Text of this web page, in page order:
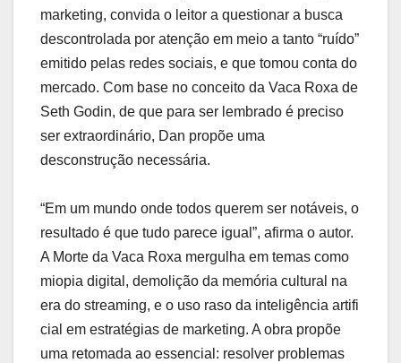
marketing, convida o leitor a questionar a busca
descontrolada por atenção em meio a tanto “ruído”
emitido pelas redes sociais, e que tomou conta do
mercado. Com base no conceito da Vaca Roxa de
Seth Godin, de que para ser lembrado é preciso
ser extraordinário, Dan propõe uma
desconstrução necessária.
“Em um mundo onde todos querem ser notáveis, o
resultado é que tudo parece igual”, afirma o autor.
A Morte da Vaca Roxa mergulha em temas como
miopia digital, demolição da memória cultural na
era do streaming, e o uso raso da inteligência artifi
cial em estratégias de marketing. A obra propõe
uma retomada ao essencial: resolver problemas